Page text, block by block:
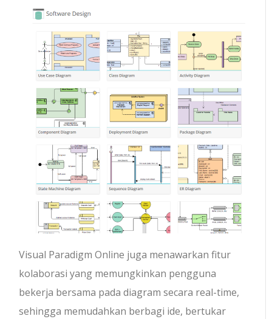
Visual Paradigm Online juga menawarkan fitur
kolaborasi yang memungkinkan pengguna
bekerja bersama pada diagram secara real-time,
sehingga memudahkan berbagi ide, bertukar